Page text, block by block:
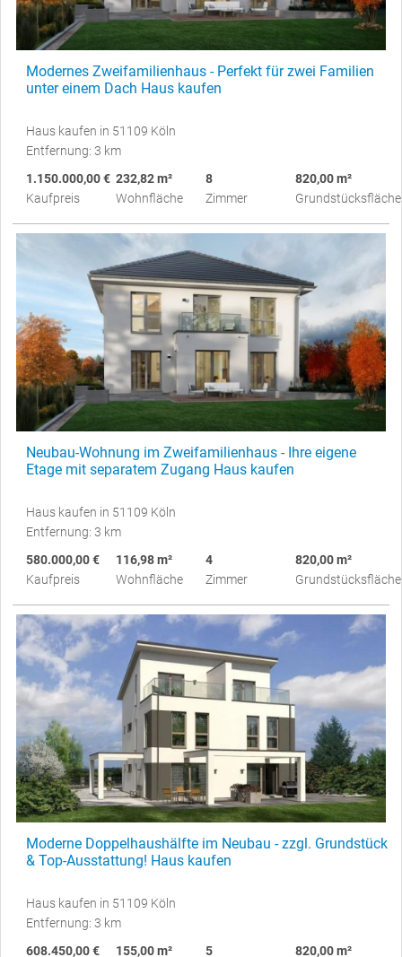
Modernes Zweifamilienhaus - Perfekt für zwei Familien
unter einem Dach Haus kaufen
Haus kaufen in 51109 Köln
Entfernung: 3 km
1.150.000,00 €
Kaufpreis
232,82 m²
Wohnfläche
8
Zimmer
820,00 m²
Grundstücksfläche
Neubau-Wohnung im Zweifamilienhaus - Ihre eigene
Etage mit separatem Zugang Haus kaufen
Haus kaufen in 51109 Köln
Entfernung: 3 km
580.000,00 €
Kaufpreis
116,98 m²
Wohnfläche
4
Zimmer
820,00 m²
Grundstücksfläche
Moderne Doppelhaushälfte im Neubau - zzgl. Grundstück
& Top-Ausstattung! Haus kaufen
Haus kaufen in 51109 Köln
Entfernung: 3 km
608.450,00 €
155,00 m² 5 820,00 m²